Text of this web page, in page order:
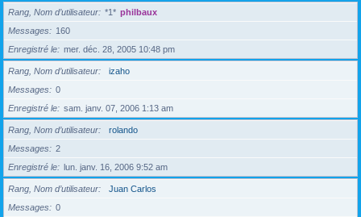
Rang, Nom d’utilisateur *1* philbaux
Messages
160
Enregistré le
mer. déc. 28, 2005 10:48 pm
Rang, Nom d’utilisateur
izaho
Messages
0
Enregistré le
sam. janv. 07, 2006 1:13 am
Rang, Nom d’utilisateur
rolando
Messages
2
Enregistré le
lun. janv. 16, 2006 9:52 am
Rang, Nom d’utilisateur
Juan Carlos
Messages
0